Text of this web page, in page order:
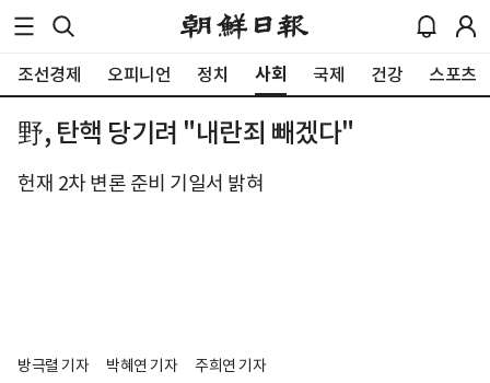
조선경제 오피니언 정치 사회 국제 건강 스포츠
野, 탄핵 당기려 "내란죄 빼겠다"
헌재 2차 변론 준비 기일서 밝혀
방극렬 기자 박혜연 기자
주희연 기자